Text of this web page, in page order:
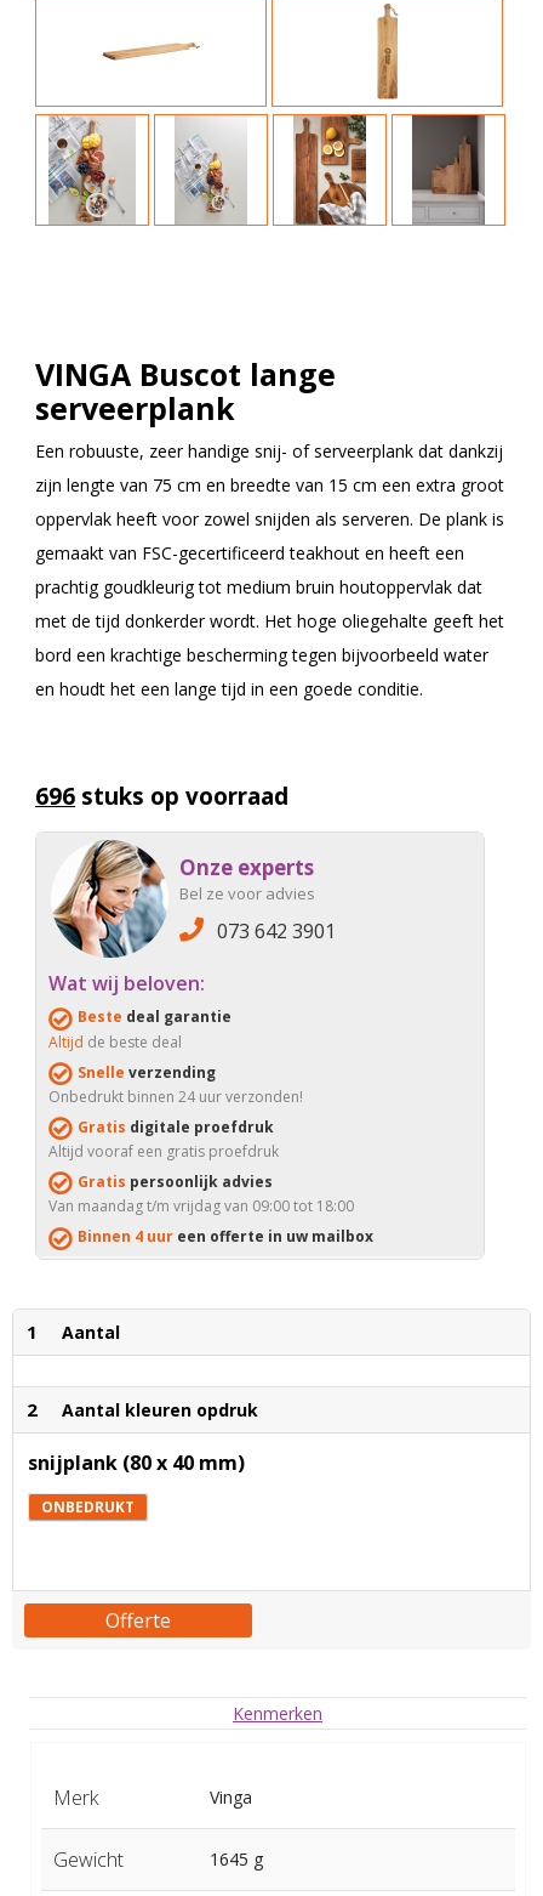
VINGA Buscot lange
serveerplank
Een robuuste, zeer handige snij- of serveerplank dat dankzij
zijn lengte van 75 cm en breedte van 15 cm een extra groot
oppervlak heeft voor zowel snijden als serveren. De plank is
gemaakt van FSC-gecertificeerd teakhout en heeft een
prachtig goudkleurig tot medium bruin houtoppervlak dat
met de tijd donkerder wordt. Het hoge oliegehalte geeft het
bord een krachtige bescherming tegen bijvoorbeeld water
en houdt het een lange tijd in een goede conditie.
696 stuks op voorraad
Onze experts
Bel ze voor advies
073 642 3901
Wat wij beloven:
Beste deal garantie
Altijd de beste deal
Snelle verzending
Onbedrukt binnen 24 uur verzonden!
Gratis digitale proefdruk
Altijd vooraf een gratis proefdruk
Gratis persoonlijk advies
Van maandag t/m vrijdag van 09:00 tot 18:00
Binnen 4 uur een offerte in uw mailbox
1 Aantal
2 Aantal kleuren opdruk
snijplank (80 x 40 mm)
ONBEDRUKT
Offerte
Kenmerken
Merk Vinga
Gewicht 1645 g